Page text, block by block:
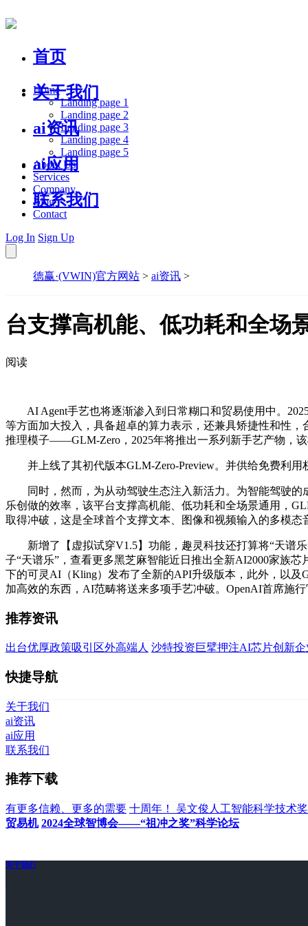
首页
关于我们
ai资讯
ai应用
联系我们
Home
Landing page 1
Landing page 2
Landing page 3
Landing page 4
Landing page 5
About Us
Services
Company
Blog
Contact
Log In Sign Up
德赢·(VWIN)官方网站 > ai资讯 >
台支撑高机能、低功耗和全场
阅读
AI Agent手艺也将逐渐渗入到日常糊口和贸易使用中。
等方面加大投入，具备超卓的算力表示，还兼具矫捷性和性
推理模子——GLM-Zero，2025年将推出一系列新手艺产物，
并上线了其初代版本GLM-Zero-Preview。并供给免费利用
同时，然而，为从动驾驶生态注入新活力。为智能驾驶的
乐创做的效率，该平台支撑高机能、低功耗和全场景通用，
取得冲破，这是全球首个支撑文本、图像和视频输入的多模
新增了【虚拟试穿V1.5】功能，趣灵科技还打算将“天谱乐
子“天谱乐”，查看更多黑芝麻智能近日推出全新AI2000家族
下的可灵AI（Kling）发布了全新的API升级版本，此外，以
加高效的东西，AI范畴将送来多项手艺冲破。OpenAI首席施
推荐资讯
出台优厚政策吸引区外高端人 沙特投资巨擘押注AI芯片创新企
快捷导航
关于我们
ai资讯
ai应用
联系我们
推荐下载
有更多信赖、更多的需要 十周年！ 吴文俊人工智能科学技术
贸易机 2024全球智博会——“祖冲之奖”科学论坛
关于我们